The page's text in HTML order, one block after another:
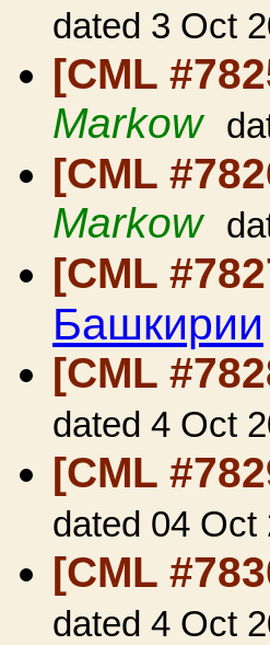
dated 3 Oct
[CML
Markow
[CML
Markow
[CML
Башкирии
[CML
dated 4 Oct
[CML
dated 04 Oct
[CML
dated 4 Oct